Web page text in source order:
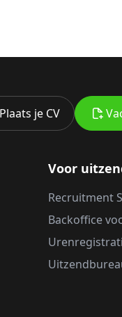
Plaats je CV
Voor
Recruitment
Backoffice